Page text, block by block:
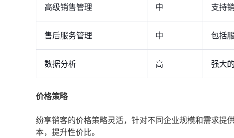
高级销售管理 中 支持
售后服务管理 中 包括
数据分析 高 强大
价格策略
纷享销客的价格策略灵活，针对不同企业规模和需求提
本，提升性价比。